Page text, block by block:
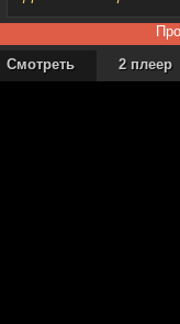
Смотреть
2 плеер